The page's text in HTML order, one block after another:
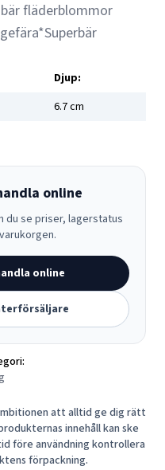
fläderblommor
Djup:
6.7cm
online
du se priser, lagerstatus
online
att alltid ge dig rätt
innehåll kan ske
före användning kontrollera
förpackning.